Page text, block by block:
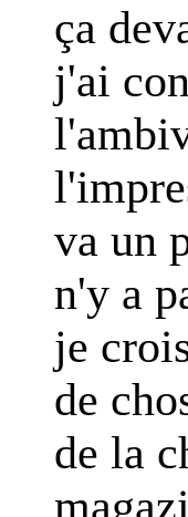
ça
j'ai
va un
n'y a
je
de
de la